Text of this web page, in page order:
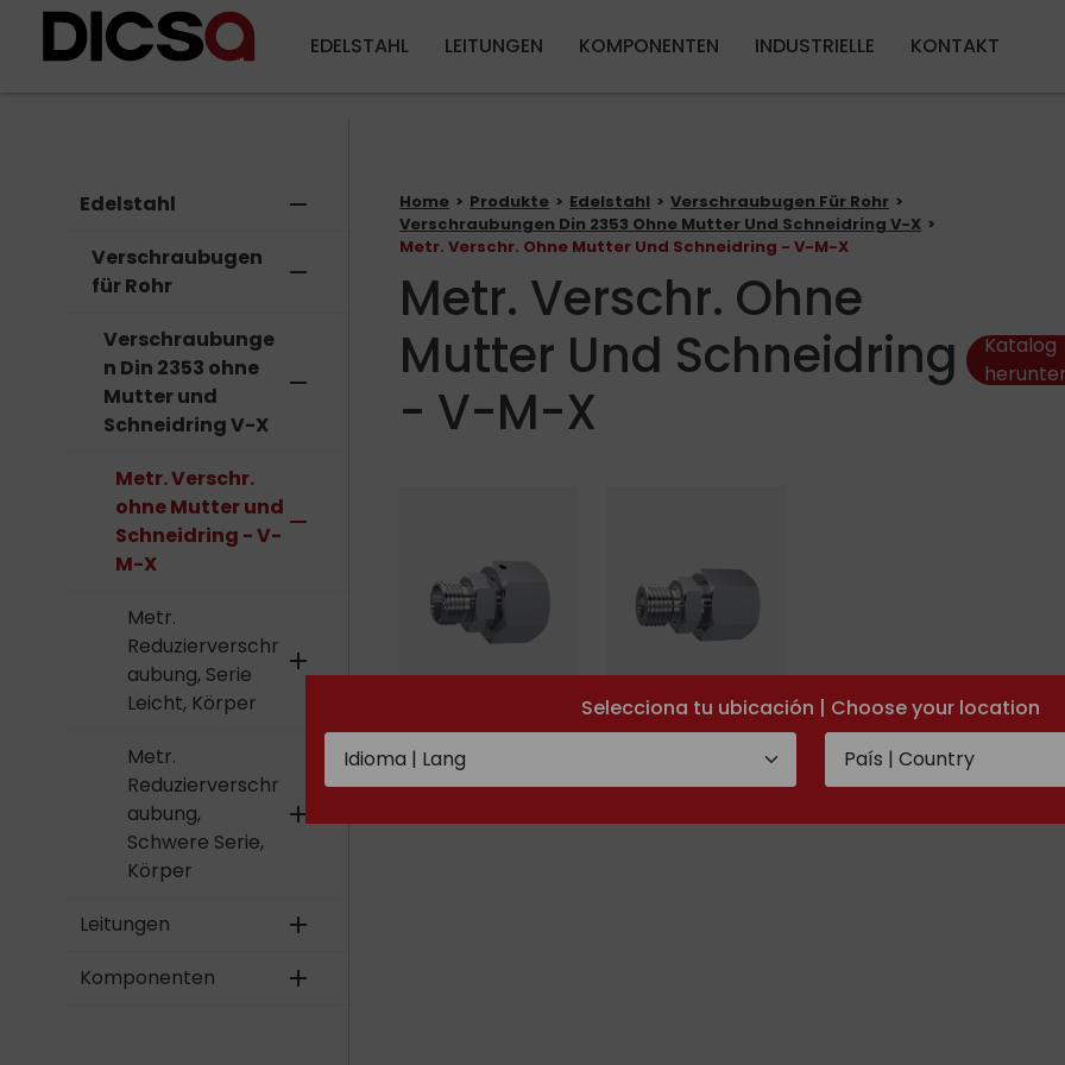
Selecciona tu ubicación | Choose your location
EDELSTAHL LEITUNGEN KOMPONENTEN INDUSTRIELLE KONTAKT
Edelstahl remove
Verschraubugen
für Rohr
remove
Verschraubunge
n Din 2353 ohne
Mutter und
Schneidring V-X
remove
Metr. Verschr.
ohne Mutter und
Schneidring - V-
M-X
remove
Metr.
Reduzierverschr
aubung, Serie
Leicht, Körper
add
Metr.
Reduzierverschr
aubung,
Schwere Serie,
Körper
add
Leitungen add
Komponenten add
Home Produkte Edelstahl
Verschraubugen Für Rohr
Verschraubungen Din 2353 Ohne Mutter Und Schneidring V-X
Metr. Verschr. Ohne Mutter Und Schneidring - V-M-X
Metr. Verschr. Ohne
Mutter Und Schneidring
- V-M-X
Katalog
Metr.
Reduzierverschraubung,
Serie Leicht,
Reduzierverschraubung,
Schwere Serie,